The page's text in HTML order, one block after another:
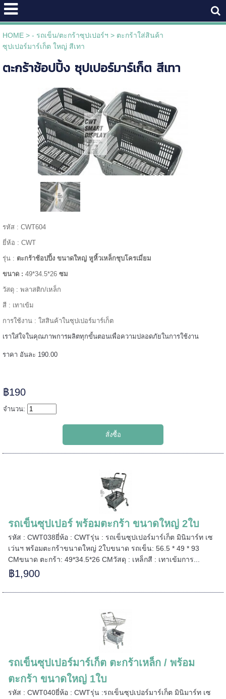
HOME> - รถเข็น/ตะกร้าซุปเปอร์ฯ > ตะกร้าใส่สินค้า
ซุปเปอร์มาร์เก็ต ใหญ่ สีเทา
ตะกร้าช้อปปิ้ง ซุปเปอร์มาร์เก็ต สีเทา
รหัส : CWT604
ยี่ห้อ : CWT
รุ่น : ตะกร้าช้อปปิ้ง ขนาดใหญ่ หูหิ้วเหล็กชุบโครเมี่ยม
ขนาด : 49*34.5*26 ซม
วัสดุ : พลาสติก/เหล็ก
สี : เทาเข้ม
การใช้งาน : ใสสินค้าในซุปเปอร์มาร์เก็ต
เราใส่ใจในคุณภาพการผลิตทุกขั้นตอนเพื่อความปลอดภัยในการใช้งาน
ราคา อันละ 190.00
฿190
จำนวน:
รถเข็นซุปเปอร์ พร้อมตะกร้า ขนาดใหญ่ 2ใบ
รหัส : CWT038ยี่ห้อ : CWTรุ่น : รถเข็นซุปเปอร์มาร์เก็ต มินิมาร์ท เซ
เว่นฯ พร้อมตะกร้าขนาดใหญ่ 2ใบขนาด รถเข็น: 56.5 * 49 * 93
CMขนาด ตะกร้า: 49*34.5*26 CMวัสดุ : เหล็กสี : เทาเข้มการ...
฿1,900
รถเข็นซุปเปอร์มาร์เก็ต ตะกร้าเหล็ก / พร้อม
ตะกร้า ขนาดใหญ่ 1ใบ
รหัส : CWT040ยี่ห้อ : CWTรุ่น :รถเข็นซุปเปอร์มาร์เก็ต มินิมาร์ท เซ